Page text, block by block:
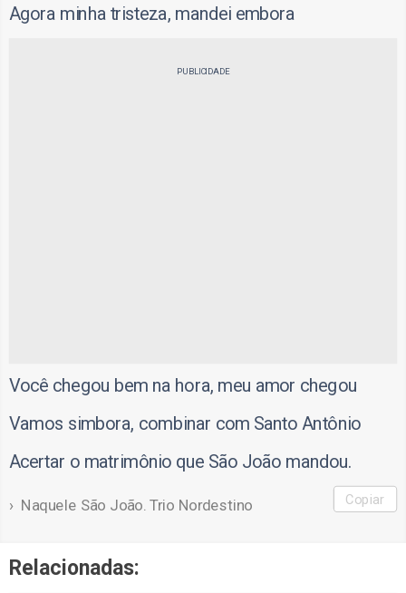
Agora minha tristeza, mandei embora
PUBLICIDADE
Você chegou bem na hora, meu amor chegou
Vamos simbora, combinar com Santo Antônio
Acertar o matrimônio que São João mandou.
Naquele São João. Trio Nordestino Copiar
Relacionadas: